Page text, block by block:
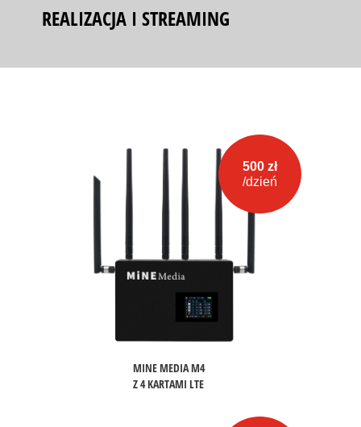
REALIZACJA I STREAMING
500 zł
/dzień
MINE MEDIA M4
Z 4 KARTAMI LTE